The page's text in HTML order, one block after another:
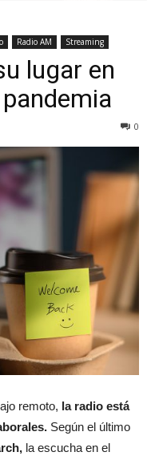
Radio AM Streaming
lugar en
0
remoto, la radio está
Según el último
la escucha en el